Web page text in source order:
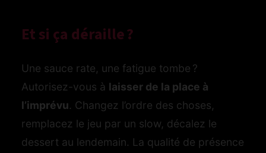
Et si ça déraille ?
Une sauce rate, une fatigue tombe ?
Autorisez-vous à laisser de la place à
l’imprévu. Changez l’ordre des choses,
remplacez le jeu par un slow, décalez le
dessert au lendemain. La qualité de présence